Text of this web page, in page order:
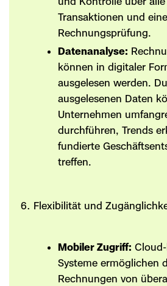
Transaktionen und
Rechnungsprüfung.
Datenanalyse:
können in digitaler
ausgelesen werden.
ausgelesenen Daten
Unternehmen
durchführen, Trends
fundierte
treffen.
Flexibilität und
Mobiler Zugriff:
Systeme ermöglichen
Rechnungen von